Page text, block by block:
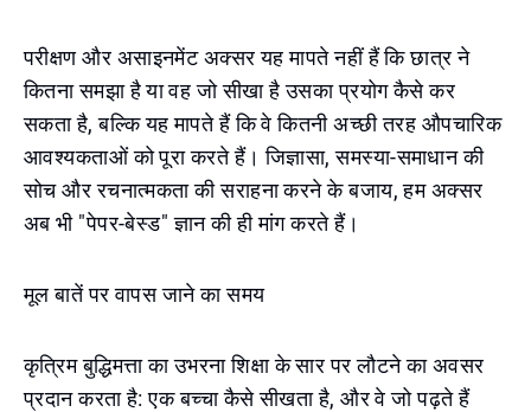
परीक्षण और असाइनमेंट अक्सर यह मापते नहीं हैं कि छात्र ने
कितना समझा है या वह जो सीखा है उसका प्रयोग कैसे कर
सकता है, बल्कि यह मापते हैं कि वे कितनी अच्छी तरह औपचारिक
आवश्यकताओं को पूरा करते हैं। जिज्ञासा, समस्या-समाधान की
सोच और रचनात्मकता की सराहना करने के बजाय, हम अक्सर
अब भी "पेपर-बेस्ड" ज्ञान की ही मांग करते हैं।
मूल बातें पर वापस जाने का समय
कृत्रिम बुद्धिमत्ता का उभरना शिक्षा के सार पर लौटने का अवसर
प्रदान करता है: एक बच्चा कैसे सीखता है, और वे जो पढ़ते हैं